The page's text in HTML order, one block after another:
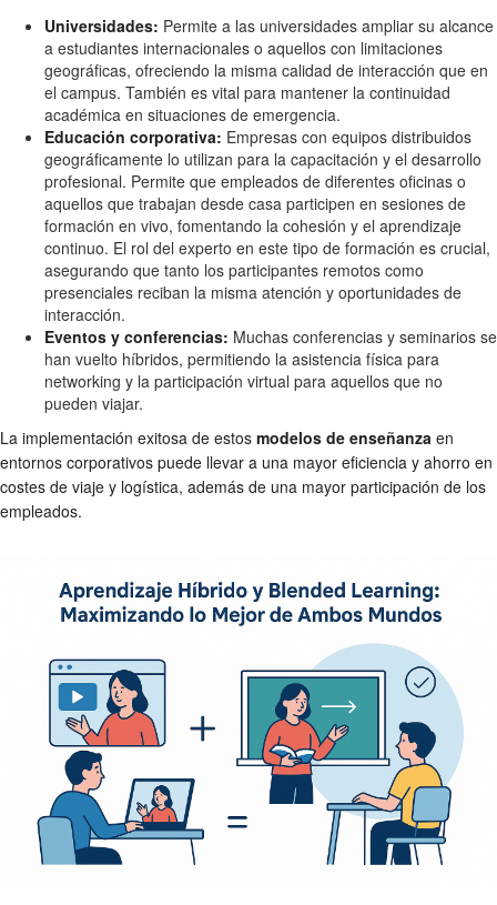
Universidades: Permite a las universidades ampliar su alcance
a estudiantes internacionales o aquellos con limitaciones
geográficas, ofreciendo la misma calidad de interacción que en
el campus. También es vital para mantener la continuidad
académica en situaciones de emergencia.
Educación corporativa: Empresas con equipos distribuidos
geográficamente lo utilizan para la capacitación y el desarrollo
profesional. Permite que empleados de diferentes oficinas o
aquellos que trabajan desde casa participen en sesiones de
formación en vivo, fomentando la cohesión y el aprendizaje
continuo. El rol del experto en este tipo de formación es crucial,
asegurando que tanto los participantes remotos como
presenciales reciban la misma atención y oportunidades de
interacción.
Eventos y conferencias: Muchas conferencias y seminarios se
han vuelto híbridos, permitiendo la asistencia física para
networking y la participación virtual para aquellos que no
pueden viajar.
La implementación exitosa de estos modelos de enseñanza en
entornos corporativos puede llevar a una mayor eficiencia y ahorro en
costes de viaje y logística, además de una mayor participación de los
empleados.